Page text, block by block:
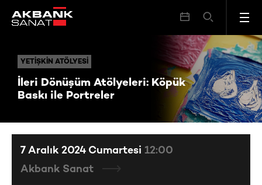
YETIŞKIN ATÖLYESI
İleri Dönüşüm Atölyeleri: Köpük
Baskı ile Portreler
YETIŞKIN ATÖLYESI İleri Dönüşüm Atölyeleri: Köpük Baskı ile Portreler
7 Aralık 2024 Cumartesi 12:00
Akbank Sanat